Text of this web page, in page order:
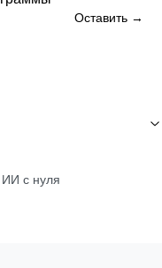
Оставить →
с нуля